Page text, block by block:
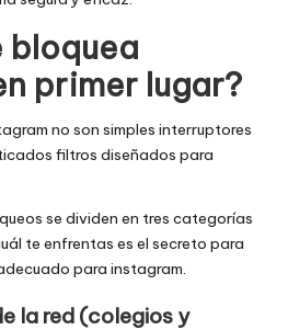
bloquea
primer lugar?
no son simples interruptores
filtros diseñados para
se dividen en tres categorías
te enfrentas es el secreto para
para instagram.
la red (colegios y